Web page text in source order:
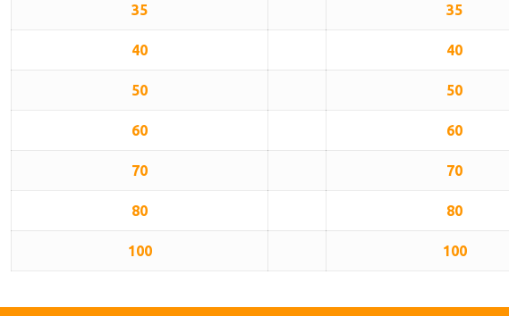
35 35
40 40
50 50
60 60
70 70
80 80
100 100